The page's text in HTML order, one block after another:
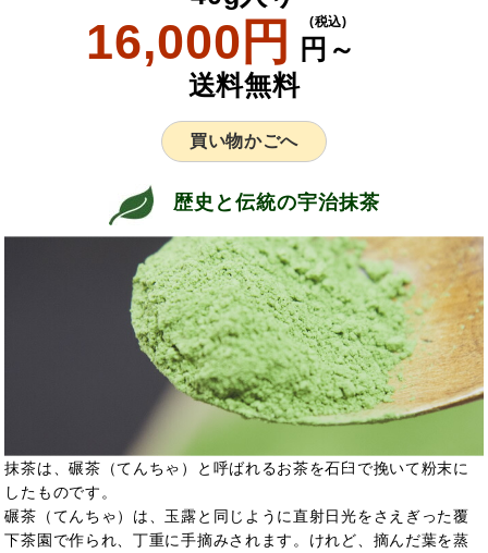
16,000円 円～
(税込)
送料無料
買い物かごへ
歴史と伝統の宇治抹茶
抹茶は、碾茶（てんちゃ）と呼ばれるお茶を石臼で挽いて粉末に
したものです。
碾茶（てんちゃ）は、玉露と同じように直射日光をさえぎった覆
下茶園で作られ、丁重に手摘みされます。けれど、摘んだ葉を蒸